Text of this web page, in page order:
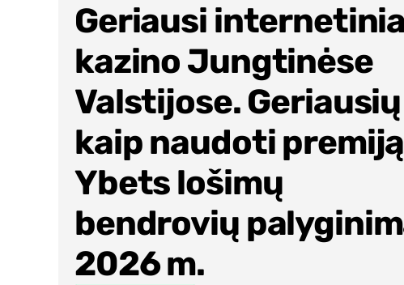
Geriausi
kazino Jungtinėse
Valstijose. Geriausių
kaip naudoti premiją
Ybets lošimų
bendrovių
2026 m.